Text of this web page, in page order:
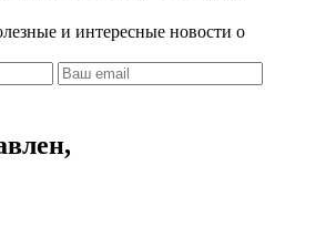
и интересные новости о